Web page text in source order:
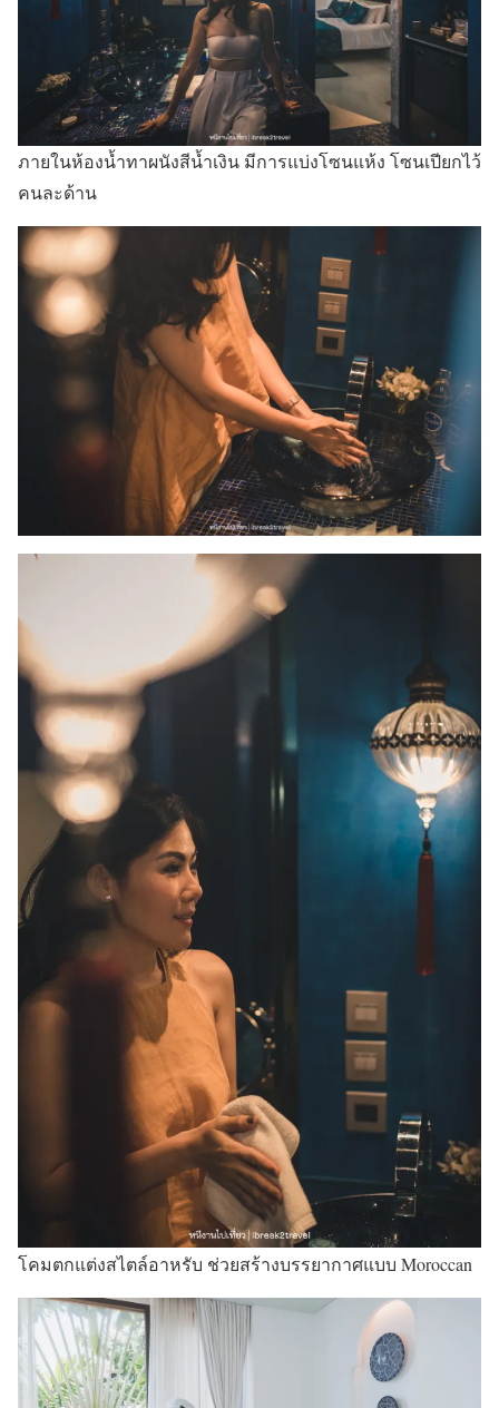
ภายในห้องน้ำทาผนังสีน้ำเงิน มีการแบ่งโซนแห้ง โซนเปียกไว้
คนละด้าน
โคมตกแต่งสไตล์อาหรับ ช่วยสร้างบรรยากาศแบบ Moroccan